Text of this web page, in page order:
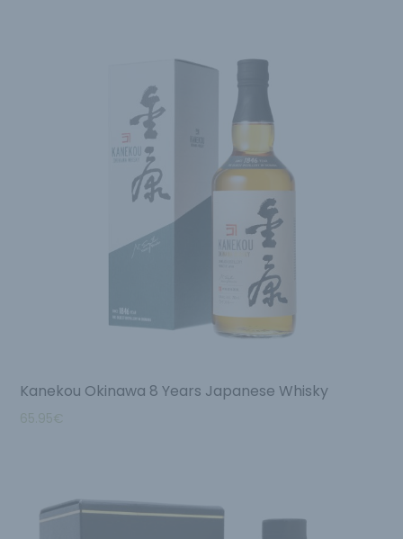
Kanekou Okinawa 8 Years Japanese Whisky
65.95€